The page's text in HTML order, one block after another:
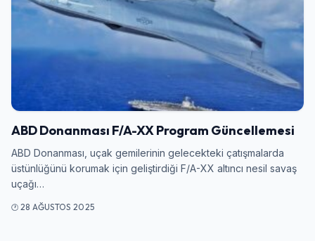
ABD Donanması F/A-XX Program Güncellemesi
ABD Donanması, uçak gemilerinin gelecekteki çatışmalarda
üstünlüğünü korumak için geliştirdiği F/A-XX altıncı nesil savaş
uçağı…
28 AĞUSTOS 2025
Şifre